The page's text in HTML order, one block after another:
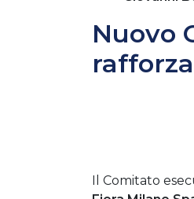
Nuovo
Il Comitato